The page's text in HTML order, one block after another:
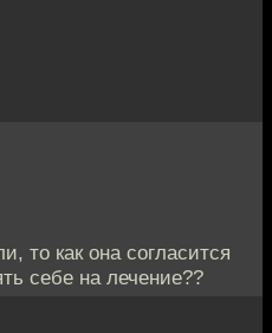
то как она согласится
себе на лечение??